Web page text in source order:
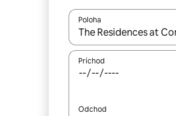
Poloha
Keď budú výsledky k
Príchod
Odchod